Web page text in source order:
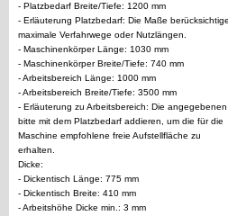
- Platzbedarf Breite/Tiefe: 1200 mm
- Erläuterung Platzbedarf: Die Maße
maximale Verfahrwege oder Nutzlängen.
- Maschinenkörper Länge: 1030 mm
- Maschinenkörper Breite/Tiefe: 740 mm
- Arbeitsbereich Länge: 1000 mm
- Arbeitsbereich Breite/Tiefe: 3500 mm
- Erläuterung zu Arbeitsbereich: Die
bitte mit dem Platzbedarf addieren, um die für die
Maschine empfohlene freie Aufstellfläche zu
erhalten.
Dicke:
- Dickentisch Länge: 775 mm
- Dickentisch Breite: 410 mm
- Arbeitshöhe Dicke min.: 3 mm